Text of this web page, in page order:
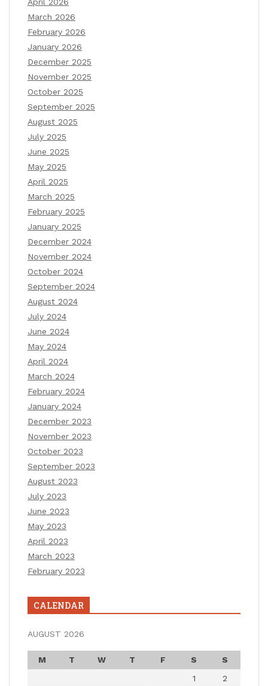
March 2026
February 2026
January 2026
December 2025
November 2025
October 2025
September 2025
August 2025
July 2025
June 2025
May 2025
April 2025
March 2025
February 2025
January 2025
December 2024
November 2024
October 2024
September 2024
August 2024
July 2024
June 2024
May 2024
April 2024
March 2024
February 2024
January 2024
December 2023
November 2023
October 2023
September 2023
August 2023
July 2023
June 2023
May 2023
April 2023
March 2023
February 2023
CALENDAR
AUGUST 2026
M T W T F S
S
1
2